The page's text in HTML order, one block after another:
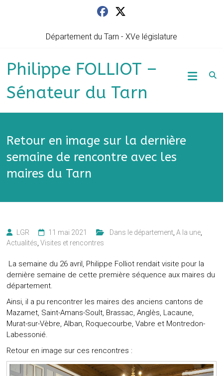
Département du Tarn - XVe législature
Philippe FOLLIOT –
Sénateur du Tarn
Retour en image sur la dernière
semaine de rencontre avec les
maires du Tarn
LGR 11 mai 2021 ‎ ‎ Dans le département ,A la une
Actualités ,Visites et rencontres
La semaine du 26 avril, Philippe Folliot rendait visite pour la
dernière semaine de cette première séquence aux maires du
département.
Ainsi, il a pu rencontrer les maires des anciens cantons de
Mazamet, Saint-Amans-Soult, Brassac, Anglès, Lacaune,
Murat-sur-Vèbre, Alban, Roquecourbe, Vabre et Montredon-
Labessonié.
Retour en image sur ces rencontres :